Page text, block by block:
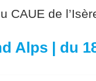
CAUE de
Alps | du